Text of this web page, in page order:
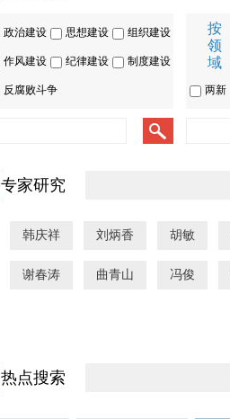
政治建设 思想建设 组织建设
作风建设 纪律建设 制度建设
反腐败斗争
按
领
域
两新
专家研究
韩庆祥 刘炳香 胡敏
谢春涛 曲青山 冯俊
热点搜索